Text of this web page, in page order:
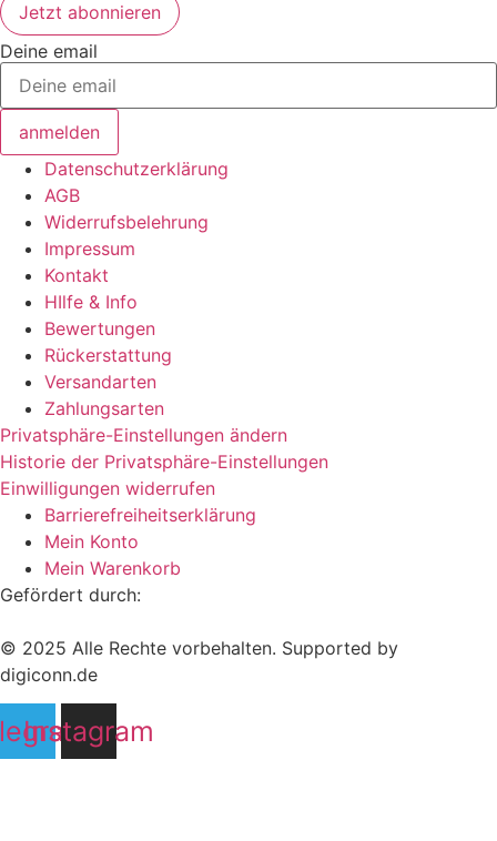
Deine email
anmelden
Datenschutzerklärung
AGB
Widerrufsbelehrung
Impressum
Kontakt
HIlfe & Info
Bewertungen
Rückerstattung
Versandarten
Zahlungsarten
Privatsphäre-Einstellungen ändern
Historie der Privatsphäre-Einstellungen
Einwilligungen widerrufen
Barrierefreiheitserklärung
Mein Konto
Mein Warenkorb
Gefördert durch:
© 2025 Alle Rechte vorbehalten. Supported by
digiconn.de
Instagram